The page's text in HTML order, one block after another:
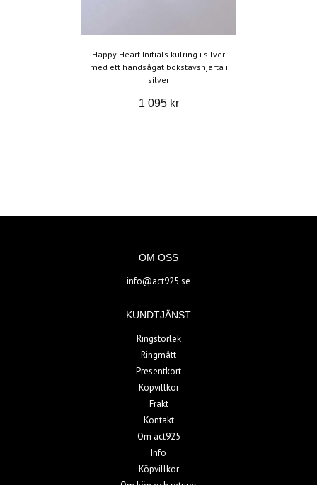
Happy Heart Initials kulring i silver
med ett handsågat bokstavshjärta i
silver
1 095 kr
OM OSS
info@act925.se
KUNDTJÄNST
Ringstorlek
Ringmått
Presentkort
Köpvillkor
Frakt
Kontakt
Om act925
Info
Köpvillkor